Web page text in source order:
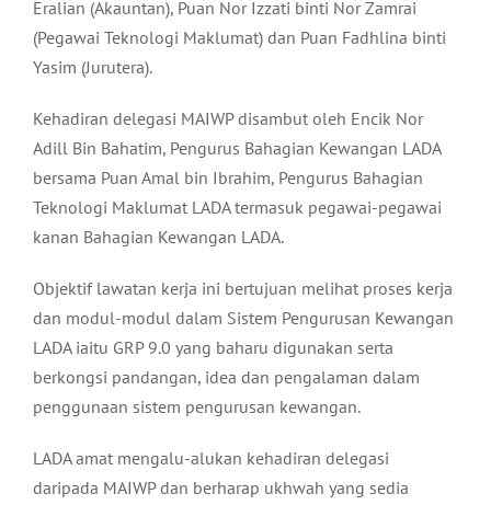
Eralian (Akauntan), Puan Nor Izzati binti Nor Zamrai
(Pegawai Teknologi Maklumat) dan Puan Fadhlina binti
Yasim (Jurutera).
Kehadiran delegasi MAIWP disambut oleh Encik Nor
Adill Bin Bahatim, Pengurus Bahagian Kewangan LADA
bersama Puan Amal bin Ibrahim, Pengurus Bahagian
Teknologi Maklumat LADA termasuk pegawai-pegawai
kanan Bahagian Kewangan LADA.
Objektif lawatan kerja ini bertujuan melihat proses kerja
dan modul-modul dalam Sistem Pengurusan Kewangan
LADA iaitu GRP 9.0 yang baharu digunakan serta
berkongsi pandangan, idea dan pengalaman dalam
penggunaan sistem pengurusan kewangan.
LADA amat mengalu-alukan kehadiran delegasi
daripada MAIWP dan berharap ukhwah yang sedia